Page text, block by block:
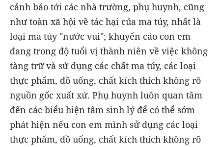
cảnh báo tới các nhà trường, phụ huynh, cũng
như toàn xã hội về tác hại của ma túy, nhất là
loại ma túy "nước vui"; khuyến cáo con em
đang trong độ tuổi vị thành niên về việc không
tàng trữ và sử dụng các chất ma túy, các loại
thực phẩm, đồ uống, chất kích thích không rõ
nguồn gốc xuất xứ. Phụ huynh luôn quan tâm
đến các biểu hiện tâm sinh lý để có thể sớm
phát hiện nếu con em mình sử dụng các loại
thực phẩm, đồ uống, chất kích thích không rõ